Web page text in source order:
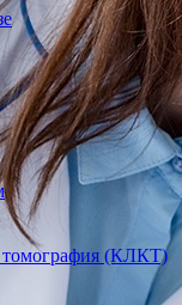
томография (КЛКТ)